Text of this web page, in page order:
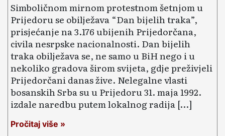
Simboličnom mirnom protestnom šetnjom u
Prijedoru se obilježava “Dan bijelih traka”,
prisjećanje na 3.176 ubijenih Prijedorčana,
civila nesrpske nacionalnosti. Dan bijelih
traka obilježava se, ne samo u BiH nego i u
nekoliko gradova širom svijeta, gdje preživjeli
Prijedorčani danas žive. Nelegalne vlasti
bosanskih Srba su u Prijedoru 31. maja 1992.
izdale naredbu putem lokalnog radija […]
Pročitaj više »